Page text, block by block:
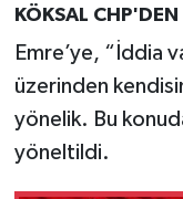
KÖKSAL
Emre’ye, “İddia
üzerinden
yönelik. Bu
yöneltildi.